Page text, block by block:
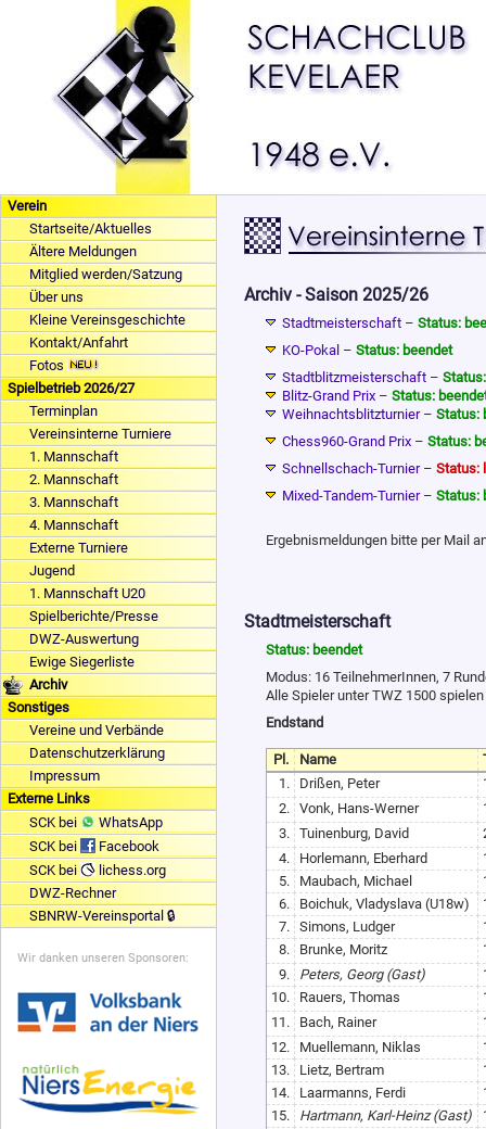
Verein
Startseite/Aktuelles
Ältere Meldungen
Mitglied werden/Satzung
Über uns
Kleine Vereinsgeschichte
Kontakt/Anfahrt
Fotos
Spielbetrieb 2026/27
Terminplan
Vereinsinterne Turniere
1. Mannschaft
2. Mannschaft
3. Mannschaft
4. Mannschaft
Externe Turniere
Jugend
1. Mannschaft U20
Spielberichte/Presse
DWZ-Auswertung
Ewige Siegerliste
Archiv
Sonstiges
Vereine und Verbände
Datenschutzerklärung
Impressum
Externe Links
SCK bei
WhatsApp
SCK bei
Facebook
SCK bei
lichess.org
DWZ-Rechner
SBNRW-Vereinsportal 🔒
Wir danken unseren Sponsoren:
Archiv - Saison 2025/26
Stadtmeisterschaft – Status:
KO-Pokal – Status: beendet
Stadtblitzmeisterschaft –
Blitz-Grand Prix – Status:
Weihnachtsblitzturnier– Status:
Chess960-Grand Prix – Status:
Schnellschach-Turnier– Status:
Mixed-Tandem-Turnier– Status:
Ergebnismeldungen bitte per Mail
Stadtmeisterschaft
Status: beendet
Modus: 16 TeilnehmerInnen, 7
Alle Spieler unter TWZ 1500
Endstand
Pl. Name
1.
Drißen, Peter
2. Vonk, Hans-Werner
3. Tuinenburg, David
4.
Horlemann, Eberhard
5.
Maubach, Michael
6.
Boichuk, Vladyslava (U18w)
7. Simons, Ludger
8.
Brunke, Moritz
9.
Peters, Georg (Gast)
10.
Rauers, Thomas
11.
Bach, Rainer
12.
Muellemann, Niklas
13.
Lietz, Bertram
14.
Laarmanns, Ferdi
15.
Hartmann, Karl-Heinz (Gast)